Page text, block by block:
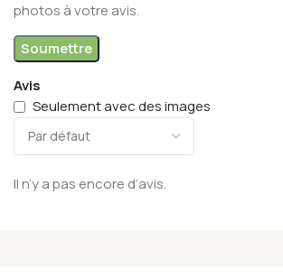
Avis
Seulement avec des images
Il n’y a pas encore d’avis.
photos à votre avis.